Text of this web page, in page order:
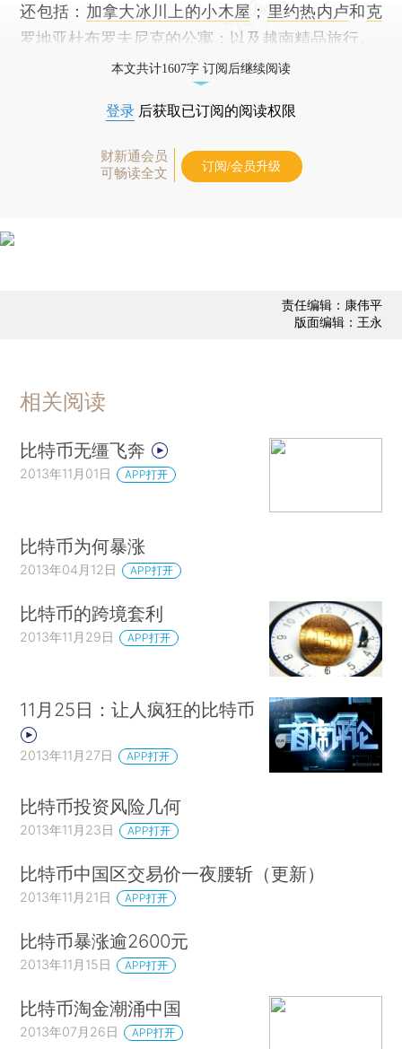
还包括： 加拿大冰川上的小木屋 ； 里约热内卢和克
罗地亚杜布罗夫尼克的公寓 ；以及 越南精品旅行
本文共计1607字 订阅后继续阅读
登录 后获取已订阅的阅读权限
财新通会员
可畅读全文
订阅/会员升级
责任编辑：康伟平
版面编辑：王永
相关阅读
比特币无缰飞奔
2013年11月01日 APP打开
比特币为何暴涨
2013年04月12日 APP打开
比特币的跨境套利
2013年11月29日 APP打开
11月25日：让人疯狂的比特币
2013年11月27日 APP打开
比特币投资风险几何
2013年11月23日 APP打开
比特币中国区交易价一夜腰斩（更新）
2013年11月21日 APP打开
比特币暴涨逾2600元
2013年11月15日 APP打开
比特币淘金潮涌中国
2013年07月26日 APP打开